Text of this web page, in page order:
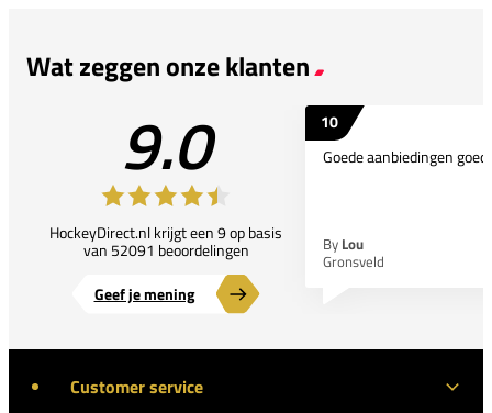
Wat zeggen onze klanten
9.0
HockeyDirect.nl krijgt een 9 op basis
van 52091 beoordelingen
Geef je mening
10
Goede aanbiedingen
By Lou
Gronsveld
Customer service